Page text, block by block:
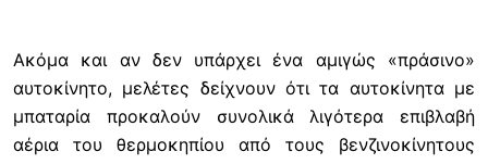
Ακόμα και αν δεν υπάρχει ένα αμιγώς «πράσινο»
αυτοκίνητο, μελέτες δείχνουν ότι τα αυτοκίνητα με
μπαταρία προκαλούν συνολικά λιγότερα επιβλαβή
αέρια του θερμοκηπίου από τους βενζινοκίνητους